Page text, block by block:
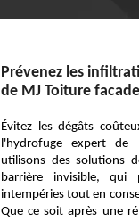
Prévenez les
de MJ Toiture
Évitez les dégâts
l'hydrofuge expert de
utilisons des solutions
barrière invisible, qui
intempéries tout en
Que ce soit après une